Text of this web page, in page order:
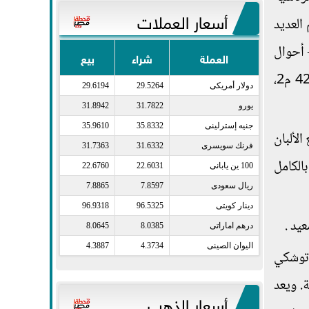
يخدم 55 ألف نسمة، ويضم العديد
أحوال
مدينة – وحدة محلية – مجلس محلي– مكتب بريد)، بالإضافة إلى استراحة للمواطنين، وتم إنشاؤه على مساحة 420 م2،
بالكامل
.
ويعد
أسعار العملات
العملة شراء بيع
دولار أمريكى​ 29.5264
29.6194
يورو​ 31.7822
31.8942
جنيه إسترلينى​ 35.8332
35.9610
فرنك سويسرى​ 31.6332
31.7363
100 ين يابانى​ 22.6031
22.6760
ريال سعودى​ 7.8597
7.8865
دينار كويتى​ 96.5325
96.9318
درهم اماراتى​ 8.0385
8.0645
اليوان الصينى​ 4.3734
4.3887
أسعار الذهب